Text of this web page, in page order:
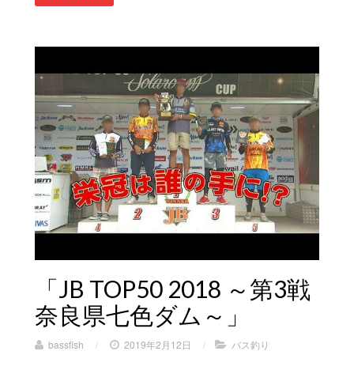
「JB TOP50 2018 ～第3戦
奈良県七色ダム～」
bassfish / 2019年2月12日 / バス釣り